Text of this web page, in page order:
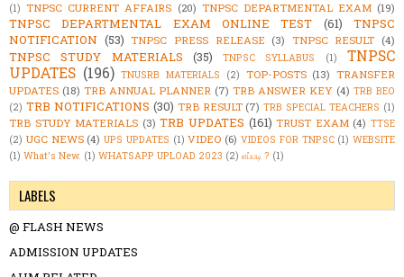
(1) TNPSC CURRENT AFFAIRS (20) TNPSC DEPARTMENTAL EXAM (19)
TNPSC DEPARTMENTAL EXAM ONLINE TEST (61)
TNPSC
NOTIFICATION (53) TNPSC PRESS RELEASE (3) TNPSC RESULT (4)
TNPSC STUDY MATERIALS (35) TNPSC SYLLABUS (1)
TNPSC
UPDATES (196) TNUSRB MATERIALS (2) TOP-POSTS (13) TRANSFER
UPDATES (18) TRB ANNUAL PLANNER (7) TRB ANSWER KEY (4) TRB BEO
(2) TRB NOTIFICATIONS (30) TRB RESULT (7) TRB SPECIAL TEACHERS (1)
TRB STUDY MATERIALS (3) TRB UPDATES (161) TRUST EXAM (4) TTSE
(2) UGC NEWS (4) UPS UPDATES (1) VIDEO (6) VIDEOS FOR TNPSC (1) WEBSITE
(1) What's New. (1) WHATSAPP UPLOAD 2023 (2) எப்படி ? (1)
LABELS
@ FLASH NEWS
ADMISSION UPDATES